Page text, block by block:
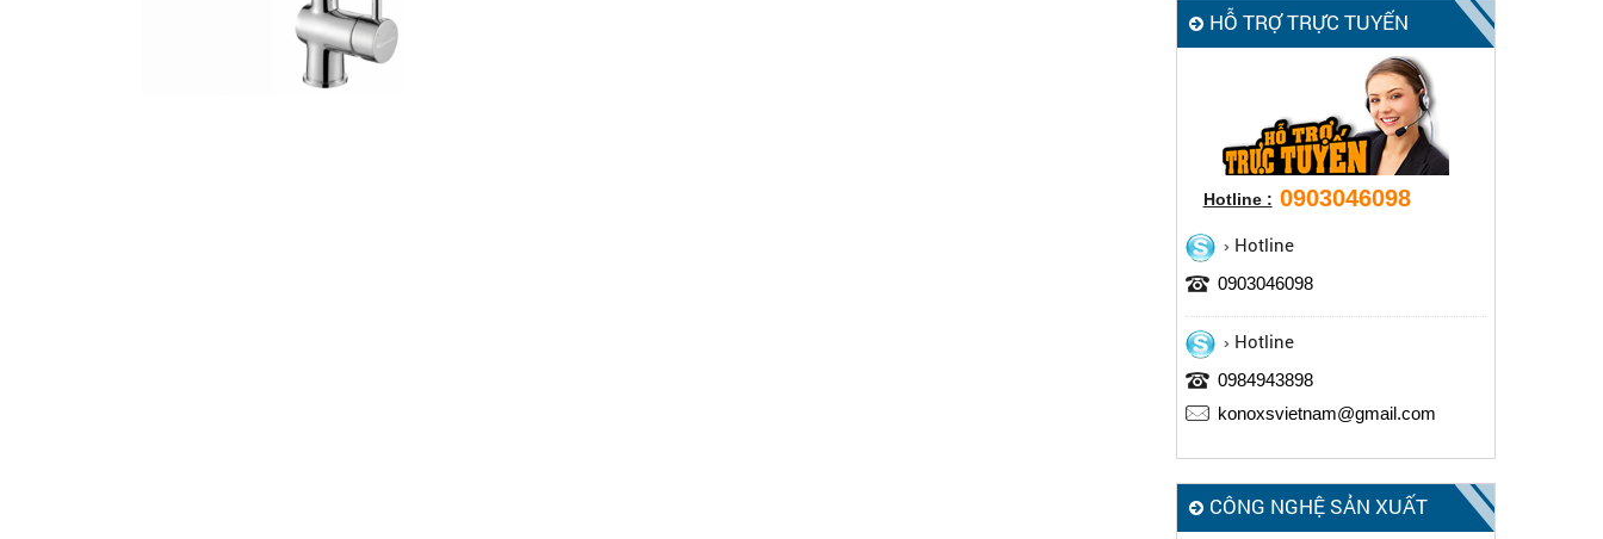
HỖ TRỢ TRỰC TUYẾN
Hotline : 0903046098
Hotline
0903046098
Hotline
0984943898
konoxsvietnam@gmail.com
CÔNG NGHỆ SẢN XUẤT